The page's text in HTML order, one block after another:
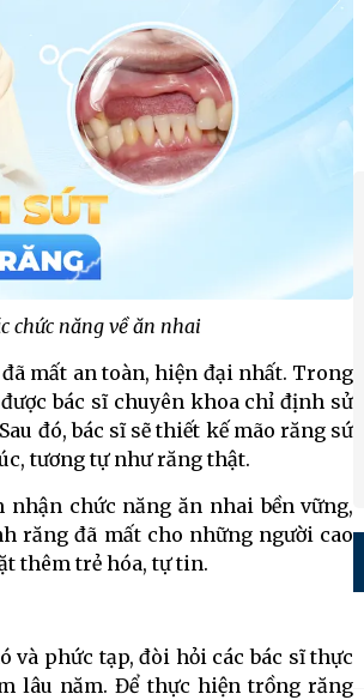
chức năng về ăn nhai
mất an toàn, hiện đại nhất. Trong
bác sĩ chuyên khoa chỉ định sử
đó, bác sĩ sẽ thiết kế mão răng sứ
tương tự như răng thật.
chức năng ăn nhai bền vững,
răng đã mất cho những người cao
thêm trẻ hóa, tự tin.
phức tạp, đòi hỏi các bác sĩ thực
lâu năm. Để thực hiện trồng răng